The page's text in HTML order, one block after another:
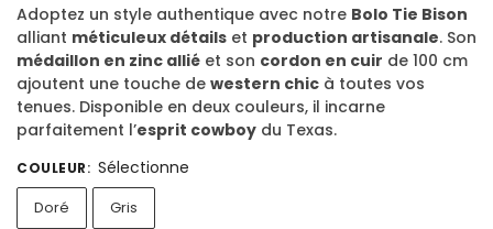
Adoptez un style authentique avec notre Bolo Tie Bison
alliant méticuleux détails et production artisanale. Son
médaillon en zinc allié et son cordon en cuir de 100 cm
ajoutent une touche de western chic à toutes vos
tenues. Disponible en deux couleurs, il incarne
parfaitement l’esprit cowboy du Texas.
COULEUR: Sélectionne
Doré
Gris